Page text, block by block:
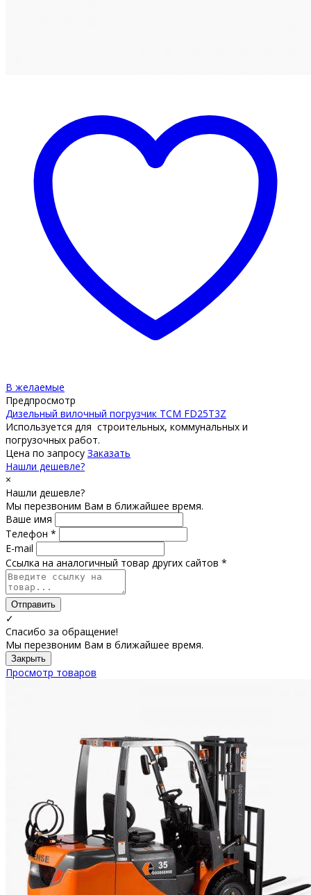
В желаемые
Предпросмотр
Дизельный вилочный погрузчик TCM FD25T3Z
Используется для строительных, коммунальных и
погрузочных работ.
Цена по запросу Заказать
Нашли дешевле?
×
Нашли дешевле?
Мы перезвоним Вам в ближайшее время.
Ваше имя
Телефон *
E-mail
Ссылка на аналогичный товар других сайтов *
Отправить
✓
Спасибо за обращение!
Мы перезвоним Вам в ближайшее время.
Закрыть
Просмотр товаров